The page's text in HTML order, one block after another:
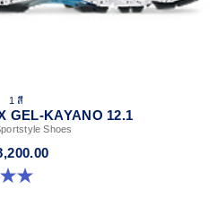
1 สี
GEL-KAYANO 12.1
Shoes